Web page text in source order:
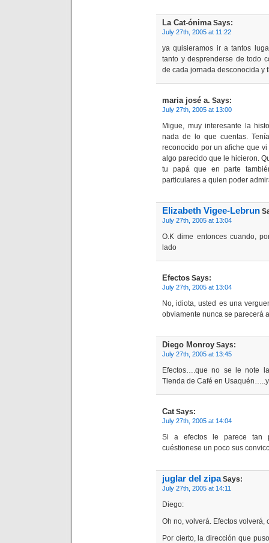
La Cat-ónimaSays:
July 27th, 2005 at 11:22
ya quisieramos ir a tantos
tanto y desprenderse de todo
de cada jornada desconocida y
maria josé a. Says:
July 27th, 2005 at 13:00
Migue, muy interesante la
nada de lo que cuentas.
reconocido por un afiche que
algo parecido que le hicieron.
tu papá que en parte
particulares a quien poder
Elizabeth Vigee-Lebrun
July 27th, 2005 at 13:04
O.K dime entonces cuando,
lado
Efectos Says:
July 27th, 2005 at 13:04
No, idiota, usted es una
obviamente nunca se parecerá
Diego Monroy Says:
July 27th, 2005 at 13:45
Efectos….que no se le note
Tienda de Café en
CatSays:
July 27th, 2005 at 14:04
Si a efectos le parece tan
cuéstionese un poco sus
juglar del zipaSays:
July 27th, 2005 at 14:11
Diego:
Oh no, volverá. Efectos volverá,
Por cierto, la dirección que